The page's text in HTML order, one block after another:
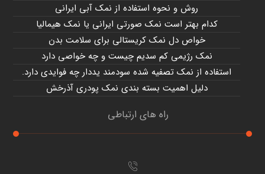
روش و نحوه استفاده از نمک آبی ایرانی
کدام بهتر است نمک صورتی ایرانی یا نمک هیمالیا
خواص دل نمک کریستالی برای سلامت بدن
نمک رژیمی کم سدیم چیست و چه خواصی دارد
استفاده از نمک تصفیه شده سودمند یددار چه فوایدی دارد.
دلیل اهمیت بسته بندی نمک پودری آذرخش
راه های ارتباطی